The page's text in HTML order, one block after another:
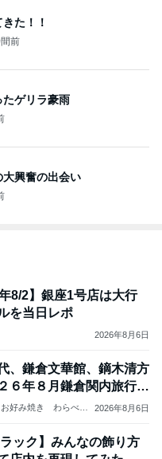
た！！
前
ゲリラ豪雨
興奮の出会い
8/2】銀座1号店は大行
を当日レポ
2026年8月6日
、鎌倉文華館、鏑木清方
６年８月鎌倉関内旅行そ
好み焼き わらべ」
2026年8月6日
ック】みんなの飾り方